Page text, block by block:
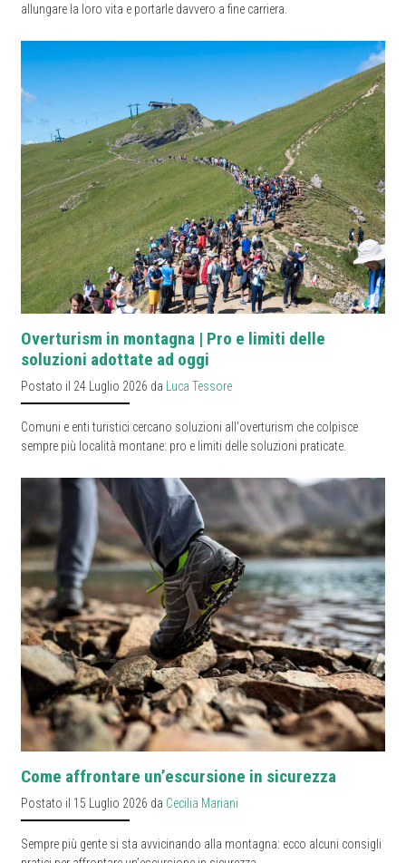
allungare la loro vita e portarle davvero a fine carriera.
Overturism in montagna | Pro e limiti delle
soluzioni adottate ad oggi
Postato il 24 Luglio 2026 da Luca Tessore
Comuni e enti turistici cercano soluzioni all'overturism che colpisce
sempre più località montane: pro e limiti delle soluzioni praticate.
Come affrontare un’escursione in sicurezza
Postato il 15 Luglio 2026 da Cecilia Mariani
Sempre più gente si sta avvicinando alla montagna: ecco alcuni consigli